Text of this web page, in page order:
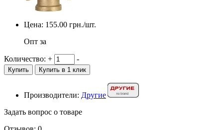
Цена: 155.00 грн./шт.
Опт за
Количество: + -
Купить Купить в 1 клик
Производители: Другие
Задать вопрос о товаре